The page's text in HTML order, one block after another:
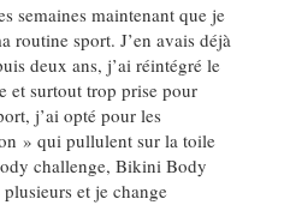
semaines maintenant que je
routine sport. J’en avais déjà
deux ans, j’ai réintégré le
et surtout trop prise pour
j’ai opté pour les
» qui pullulent sur la toile
challenge, Bikini Body
et je change